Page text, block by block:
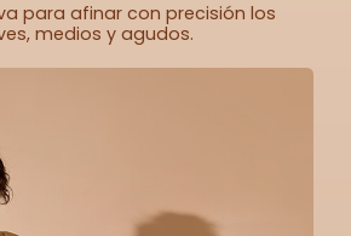
para afinar con precisión los
medios y agudos.